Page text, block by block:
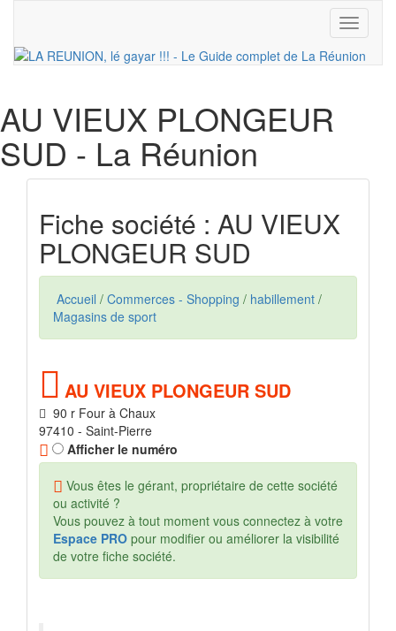
Toggle
AU VIEUX PLONGEUR
SUD - La Réunion
Fiche société : AU VIEUX
PLONGEUR SUD
Accueil / Commerces - Shopping / habillement /
Magasins de sport
AU VIEUX PLONGEUR SUD
90 r Four à Chaux
97410 - Saint-Pierre
Afficher le numéro
Vous êtes le gérant, propriétaire de cette société
ou activité ?
Vous pouvez à tout moment vous connectez à votre
Espace PRO pour modifier ou améliorer la visibilité
de votre fiche société.